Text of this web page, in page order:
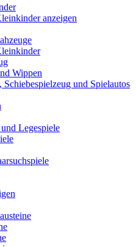
anzeigen
Wippen
und Spielautos
Legespiele